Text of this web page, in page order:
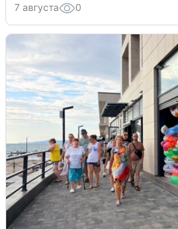
7 августа 0